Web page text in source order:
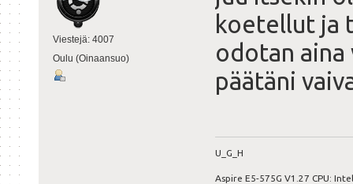
Viestejä: 4007
Oulu (Oinaansuo)
koetellut ja
odotan aina
päätäni
U_G_H
Aspire E5-575G V1.27 CPU: